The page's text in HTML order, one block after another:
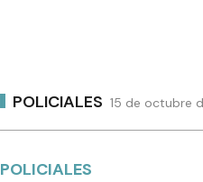
POLICIALES 15 de octubre
POLICIALES